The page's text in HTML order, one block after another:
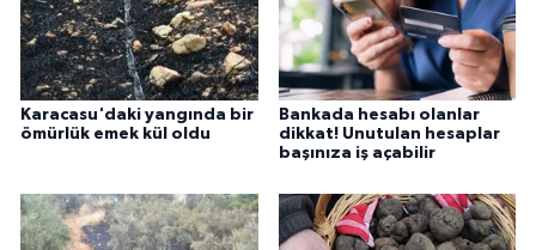
Karacasu'daki yangında bir
ömürlük emek kül oldu
Bankada hesabı olanlar
dikkat! Unutulan hesaplar
başınıza iş açabilir